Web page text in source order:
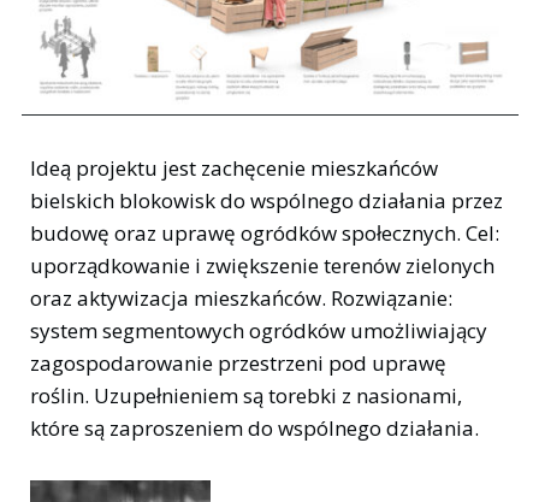
Ideą projektu jest zachęcenie mieszkańców
bielskich blokowisk do wspólnego działania przez
budowę oraz uprawę ogródków społecznych. Cel:
uporządkowanie i zwiększenie terenów zielonych
oraz aktywizacja mieszkańców. Rozwiązanie:
system segmentowych ogródków umożliwiający
zagospodarowanie przestrzeni pod uprawę
roślin. Uzupełnieniem są torebki z nasionami,
które są zaproszeniem do wspólnego działania.